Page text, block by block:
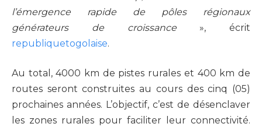
l’émergence rapide de pôles régionaux
générateurs de croissance», écrit
republiquetogolaise.
Au total, 4000 km de pistes rurales et 400 km de
routes seront construites au cours des cinq (05)
prochaines années. L’objectif, c’est de désenclaver
les zones rurales pour faciliter leur connectivité.